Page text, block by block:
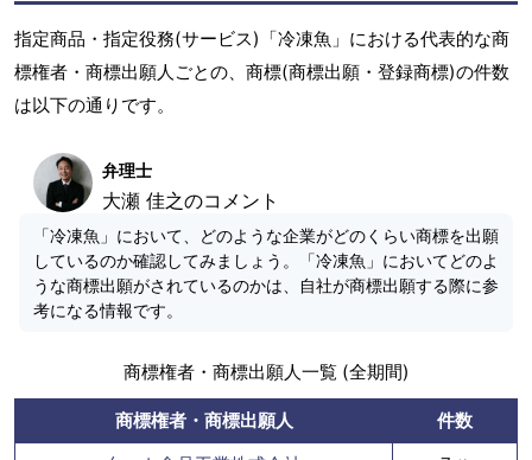
指定商品・指定役務(サービス)「冷凍魚」における代表的な商
標権者・商標出願人ごとの、商標(商標出願・登録商標)の件数
は以下の通りです。
弁理士
大瀬 佳之のコメント
「冷凍魚」において、どのような企業がどのくらい商標を出願
しているのか確認してみましょう。「冷凍魚」においてどのよ
うな商標出願がされているのかは、自社が商標出願する際に参
考になる情報です。
商標権者・商標出願人一覧 (全期間)
商標権者・商標出願人
件数